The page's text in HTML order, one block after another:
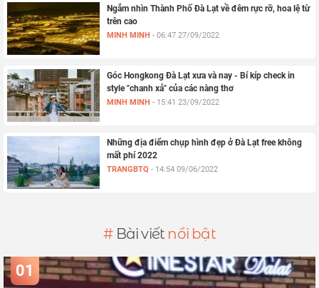
Ngắm nhìn Thành Phố Đà Lạt về đêm rực rỡ, hoa lệ từ
trên cao
MINH MINH - 06:47 27/09/2022
Góc Hongkong Đà Lạt xưa và nay - Bí kíp check in
style "chanh xả" của các nàng thơ
MINH MINH - 15:41 23/09/2022
Những địa điểm chụp hình đẹp ở Đà Lạt free không
mất phí 2022
TRANGBTQ - 14:54 09/06/2022
#Bài viết nổi bật
01